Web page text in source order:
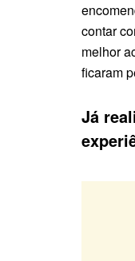
contar
melhor
ficaram
Já